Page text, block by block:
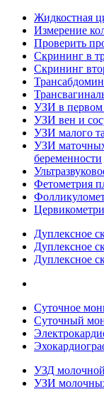
Жидкостная
Измерение
Проверить
Скрининг в
Скрининг
УЗИ в первом
УЗИ вен и
УЗИ малого
УЗИ
беременности
Фетометрия
Дуплексное
Дуплексное
Дуплексное
Суточное
Суточный
УЗД молочной
УЗИ